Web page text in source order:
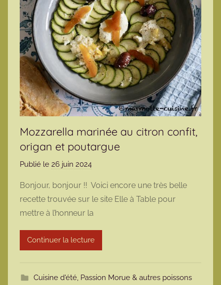
Mozzarella marinée au citron confit,
origan et poutargue
Publié le 26 juin 2024
r
m
a
r
m
t
Bonjour, bonjour !! Voici encore une très belle
recette trouvée sur le site Elle à Table pour
mettre à l’honneur la
Continuer la lecture
Cuisine d'été, Passion Morue & autres poissons